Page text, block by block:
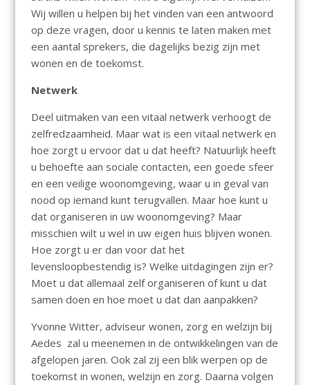
Wij willen u helpen bij het vinden van een antwoord
op deze vragen, door u kennis te laten maken met
een aantal sprekers, die dagelijks bezig zijn met
wonen en de toekomst.
Netwerk
Deel uitmaken van een vitaal netwerk verhoogt de
zelfredzaamheid. Maar wat is een vitaal netwerk en
hoe zorgt u ervoor dat u dat heeft? Natuurlijk heeft
u behoefte aan sociale contacten, een goede sfeer
en een veilige woonomgeving, waar u in geval van
nood op iemand kunt terugvallen. Maar hoe kunt u
dat organiseren in uw woonomgeving? Maar
misschien wilt u wel in uw eigen huis blijven wonen.
Hoe zorgt u er dan voor dat het
levensloopbestendig is? Welke uitdagingen zijn er?
Moet u dat allemaal zelf organiseren of kunt u dat
samen doen en hoe moet u dat dan aanpakken?
Yvonne Witter, adviseur wonen, zorg en welzijn bij
Aedes zal u meenemen in de ontwikkelingen van de
afgelopen jaren. Ook zal zij een blik werpen op de
toekomst in wonen, welzijn en zorg. Daarna volgen